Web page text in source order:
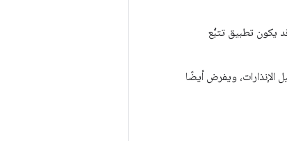
يكون تطبيق تتبُّع
الإنذارات، ويفرض أيضًا